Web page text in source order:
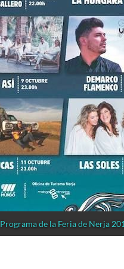
Programa de la Feria de Nerja